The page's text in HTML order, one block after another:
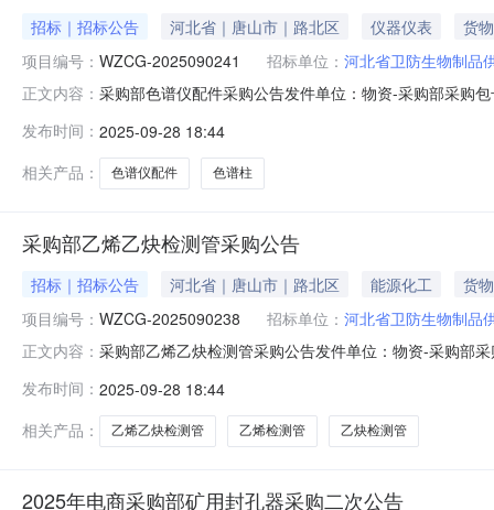
招标｜招标公告 河北省｜唐山市｜路北区 仪器仪表
货物
项目编号： WZCG-2025090241 招标单位： 河北省卫防生物制品
正文内容： 采购部色谱仪配件采购公告发件单位：物资-采购部采购
是一次性报价，不得涂改。1.报价方资格报价方须为开滦
发布时间： 2025-09-28 18:44
相关产品：
色谱仪配件 色谱柱
采购部乙烯乙炔检测管采购公告
招标｜招标公告 河北省｜唐山市｜路北区 能源化工
货物
项目编号： WZCG-2025090238 招标单位： 河北省卫防生物制品
正文内容： 采购部乙烯乙炔检测管采购公告发件单位：物资-采购部
必须是一次性报价，不得涂改。1.报价方资格报价方须为
发布时间： 2025-09-28 18:44
相关产品：
乙烯乙炔检测管 乙烯检测管 乙炔检测管
2025年电商采购部矿用封孔器采购二次公告